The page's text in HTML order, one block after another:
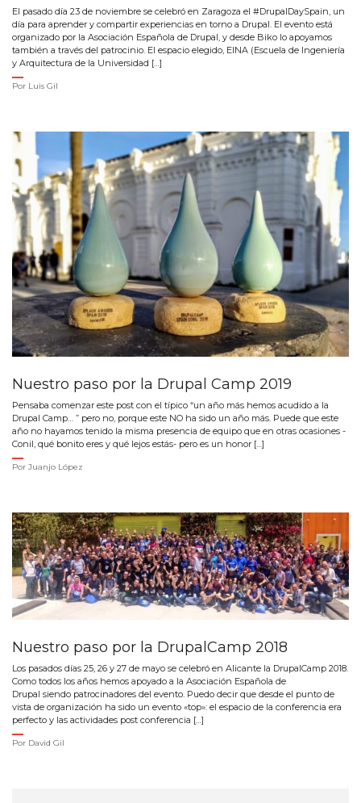
El pasado día 23 de noviembre se celebró en Zaragoza el #DrupalDaySpain, un
día para aprender y compartir experiencias en torno a Drupal. El evento está
organizado por la Asociación Española de Drupal, y desde Biko lo apoyamos
también a través del patrocinio. El espacio elegido, EINA (Escuela de Ingeniería
y Arquitectura de la Universidad […]
Por Luis Gil
Nuestro paso por la Drupal Camp 2019
Pensaba comenzar este post con el típico “un año más hemos acudido a la
Drupal Camp… ” pero no, porque este NO ha sido un año más. Puede que este
año no hayamos tenido la misma presencia de equipo que en otras ocasiones -
Conil, qué bonito eres y qué lejos estás- pero es un honor […]
Por Juanjo López
Nuestro paso por la DrupalCamp 2018
Los pasados días 25, 26 y 27 de mayo se celebró en Alicante la DrupalCamp 2018.
Como todos los años hemos apoyado a la Asociación Española de
Drupal siendo patrocinadores del evento. Puedo decir que desde el punto de
vista de organización ha sido un evento «top»: el espacio de la conferencia era
perfecto y las actividades post conferencia […]
Por David Gil